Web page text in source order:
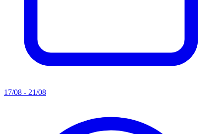
17/08 - 21/08